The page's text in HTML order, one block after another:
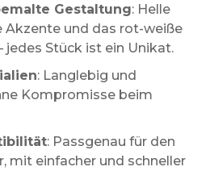
Gestaltung: Helle
Akzente und das rot-weiße
jedes Stück ist ein Unikat.
: Langlebig und
Kompromisse beim
: Passgenau für den
mit einfacher und schneller